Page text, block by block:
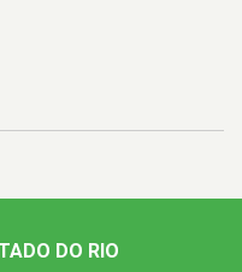
DO RIO